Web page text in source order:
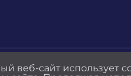
веб-сайт использует